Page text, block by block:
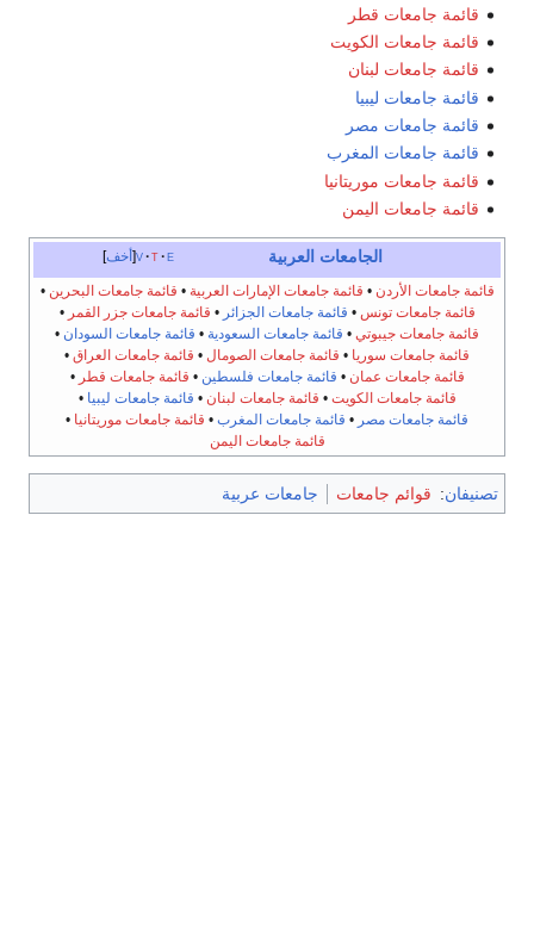
قائمة جامعات قطر
قائمة جامعات الكويت
قائمة جامعات لبنان
قائمة جامعات ليبيا
قائمة جامعات مصر
قائمة جامعات المغرب
قائمة جامعات موريتانيا
قائمة جامعات اليمن
أخف v t e الجامعات العربية
قائمة جامعات الأردن • قائمة جامعات الإمارات العربية • قائمة جامعات البحرين •
قائمة جامعات تونس • قائمة جامعات الجزائر • قائمة جامعات جزر القمر •
قائمة جامعات جيبوتي • قائمة جامعات السعودية • قائمة جامعات السودان •
قائمة جامعات سوريا • قائمة جامعات الصومال • قائمة جامعات العراق •
قائمة جامعات عمان • قائمة جامعات فلسطين • قائمة جامعات قطر •
قائمة جامعات الكويت • قائمة جامعات لبنان • قائمة جامعات ليبيا •
قائمة جامعات مصر • قائمة جامعات المغرب • قائمة جامعات موريتانيا •
قائمة جامعات اليمن
تصنيفان: قوائم جامعات جامعات عربية